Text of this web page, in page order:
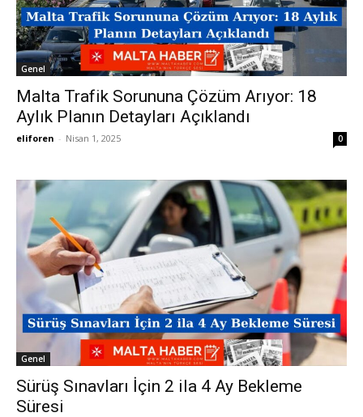
Genel
Malta Trafik Sorununa Çözüm Arıyor: 18
Aylık Planın Detayları Açıklandı
eliforen - Nisan 1, 2025 0
Genel
Sürüş Sınavları İçin 2 ila 4 Ay Bekleme
Süresi